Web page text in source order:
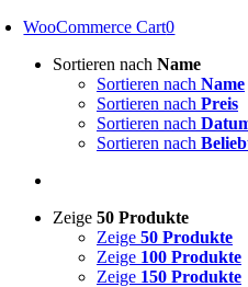
WooCommerce Cart0
Sortieren nach Name
Sortieren nach Name
Sortieren nach Preis
Sortieren nach
Sortieren nach
Zeige 50 Produkte
Zeige 50 Produkte
Zeige 100 Produkte
Zeige 150 Produkte